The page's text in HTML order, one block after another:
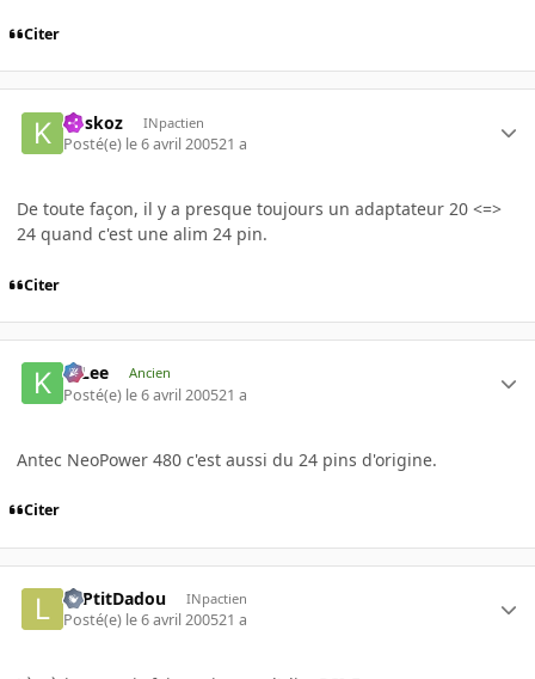
Citer
koskoz INpactien
Posté(e) le 6 avril 200521 a
De toute façon, il y a presque toujours un adaptateur 20 <=>
24 quand c'est une alim 24 pin.
Citer
K-Lee Ancien
Posté(e) le 6 avril 200521 a
Antec NeoPower 480 c'est aussi du 24 pins d'origine.
Citer
LePtitDadou INpactien
Posté(e) le 6 avril 200521 a